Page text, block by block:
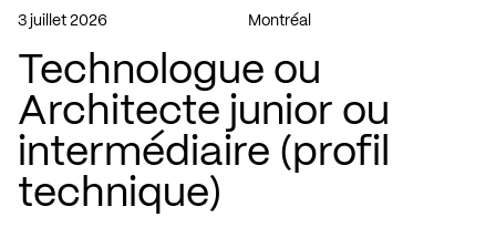
3 juillet 2026 Montréal
Technologue ou
Architecte junior ou
intermédiaire (profil
technique)